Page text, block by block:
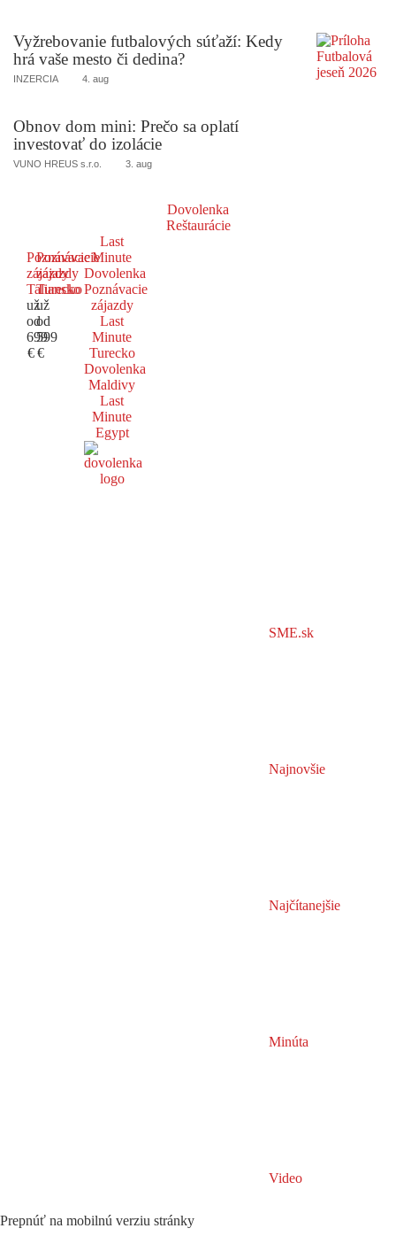
Vyžrebovanie futbalových súťaží: Kedy
hrá vaše mesto či dedina?
INZERCIA 4. aug
Obnov dom mini: Prečo sa oplatí
investovať do izolácie
VUNO HREUS s.r.o. 3. aug
Dovolenka
Reštaurácie
Poznávacie
zájazdy
Taliansko
už
od
699
€
Poznávacie
zájazdy
Turecko
už
od
599
€
Last
Minute
Dovolenka
Poznávacie
zájazdy
Last
Minute
Turecko
Dovolenka
Maldivy
Last
Minute
Egypt
SME.sk
Najnovšie
Najčítanejšie
Minúta
Video
Prepnúť na mobilnú verziu stránky